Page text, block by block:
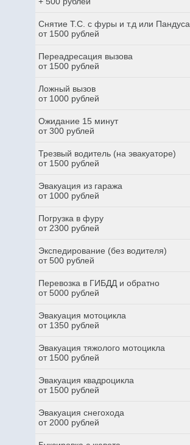
Снятие Т.С. с фуры и т.д или Пандуса
от 1500 рублей
Переадресация вызова
от 1500 рублей
Ложный вызов
от 1000 рублей
Ожидание 15 минут
от 300 рублей
Трезвый водитель (на эвакуаторе)
от 1500 рублей
Эвакуация из гаража
от 1000 рублей
Погрузка в фуру
от 2300 рублей
Экспедирование (без водителя)
от 500 рублей
Перевозка в ГИБДД и обратно
от 5000 рублей
Эвакуация мотоцикла
от 1350 рублей
Эвакуация тяжолого мотоцикла
от 1500 рублей
Эвакуация квадроцикла
от 1500 рублей
Эвакуация снегохода
от 2000 рублей